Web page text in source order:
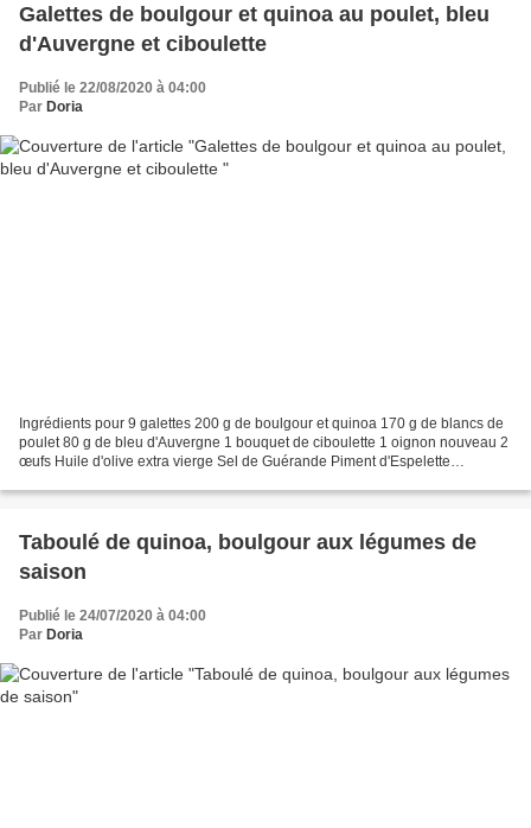
Galettes de boulgour et quinoa au poulet, bleu
d'Auvergne et ciboulette
Publié le 22/08/2020 à 04:00
Par Doria
Ingrédients pour 9 galettes 200 g de boulgour et quinoa 170 g de blancs de
poulet 80 g de bleu d'Auvergne 1 bouquet de ciboulette 1 oignon nouveau 2
œufs Huile d'olive extra vierge Sel de Guérande Piment d'Espelette
Taboulé de quinoa, boulgour aux légumes de
saison
Publié le 24/07/2020 à 04:00
Par Doria